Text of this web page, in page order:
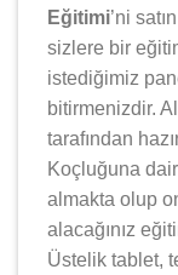
Eğitimi’ni
sizlere bir
istediğimiz
bitirmenizdir.
tarafından
Koçluğuna
almakta olup
alacağınız
Üstelik tablet,